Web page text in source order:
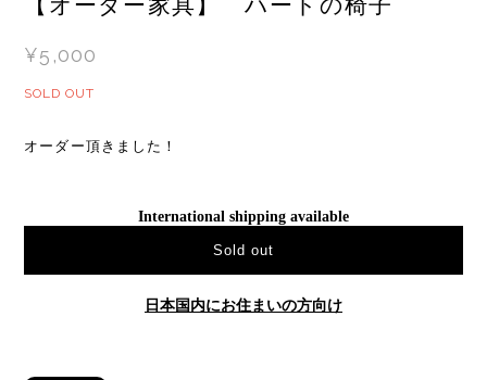
¥5,000
SOLD OUT
オーダー頂きました！
International shipping available
Sold out
日本国内にお住まいの方向け